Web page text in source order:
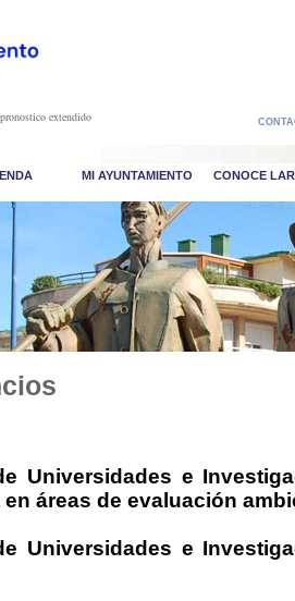
extendido
MI AYUNTAMIENTO CONOCE
Universidades e
áreas de evaluación
Universidades e